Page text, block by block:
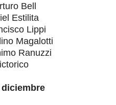
Bell
Estilita
Lippi
Magalotti
Ranuzzi
diciembre